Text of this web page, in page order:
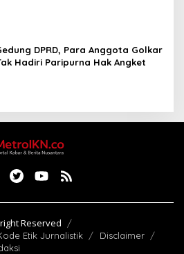
DPRD, Para Anggota Golkar
Hadiri Paripurna Hak Angket
Reserved
Etik Jurnalistik
Disclaimer